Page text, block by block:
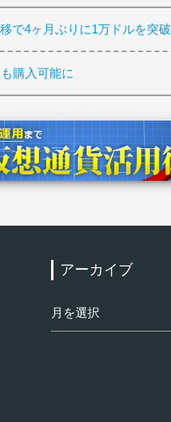
で4ヶ月ぶりに1万ドルを突破
購入可能に
アーカイブ
ー
カ